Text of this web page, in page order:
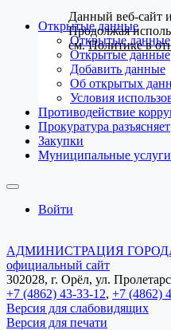
Открытые данные
Открытые данные
Открытые данные
Добавить данные
Об открытых
Условия
Противодействие
Прокуратура разъясняет
Закупки
Муниципальные услуги
Войти
АДМИНИСТРАЦИЯ
официальный сайт
302028, г. Орёл, ул.
+7 (4862) 43-33-12, +7 (4862)
Версия для слабовидящих
Версия для печати
Данный веб-сайт
Продолжая
см.Политике в